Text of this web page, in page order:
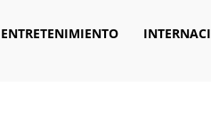
ENTRETENIMIENTO